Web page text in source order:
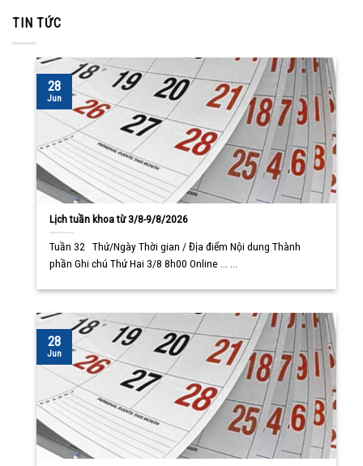
TIN TỨC
Lịch tuần khoa từ 3/8-9/8/2026
Tuần 32 Thứ/Ngày Thời gian / Địa điểm Nội dung Thành
phần Ghi chú Thứ Hai 3/8 8h00 Online ... ...
28
Jun
28
Jun